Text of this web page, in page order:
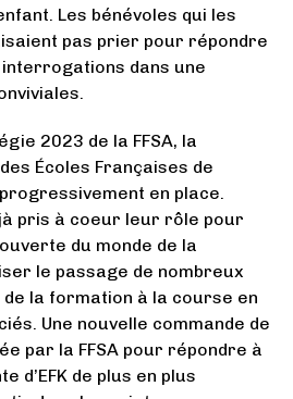
Les bénévoles qui les
pas prier pour répondre
dans une
2023 de la FFSA, la
Écoles Françaises de
en place.
pris à coeur leur rôle pour
du monde de la
le passage de nombreux
de la formation à la course en
Une nouvelle commande de
par la FFSA pour répondre à
d’EFK de plus en plus